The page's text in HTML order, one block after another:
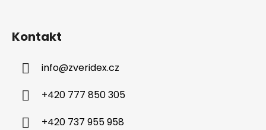
Kontakt
info@zveridex.cz
+420 777 850 305
+420 737 955 958